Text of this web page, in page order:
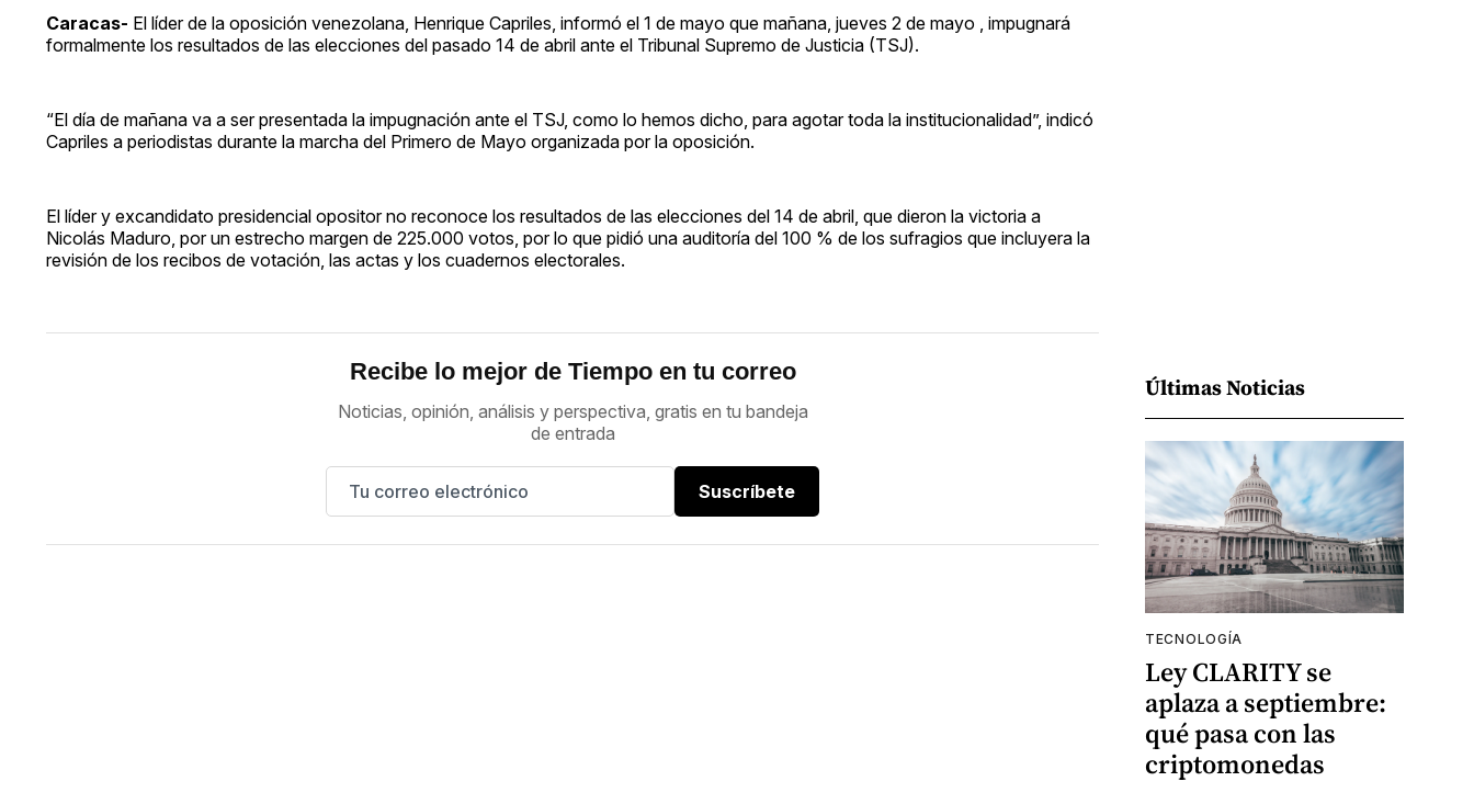
Caracas- El líder de la oposición venezolana, Henrique Capriles, informó el 1 de mayo que mañana, jueves 2 de mayo , impugnará
formalmente los resultados de las elecciones del pasado 14 de abril ante el Tribunal Supremo de Justicia (TSJ).
“El día de mañana va a ser presentada la impugnación ante el TSJ, como lo hemos dicho, para agotar toda la institucionalidad”, indicó
Capriles a periodistas durante la marcha del Primero de Mayo organizada por la oposición.
El líder y excandidato presidencial opositor no reconoce los resultados de las elecciones del 14 de abril, que dieron la victoria a
Nicolás Maduro, por un estrecho margen de 225.000 votos, por lo que pidió una auditoría del 100 % de los sufragios que incluyera la
revisión de los recibos de votación, las actas y los cuadernos electorales.
Recibe lo mejor de Tiempo en tu correo
Noticias, opinión, análisis y perspectiva, gratis en tu bandeja
de entrada
Suscríbete
Últimas Noticias
TECNOLOGÍA
Ley CLARITY se
aplaza a septiembre:
qué pasa con las
criptomonedas